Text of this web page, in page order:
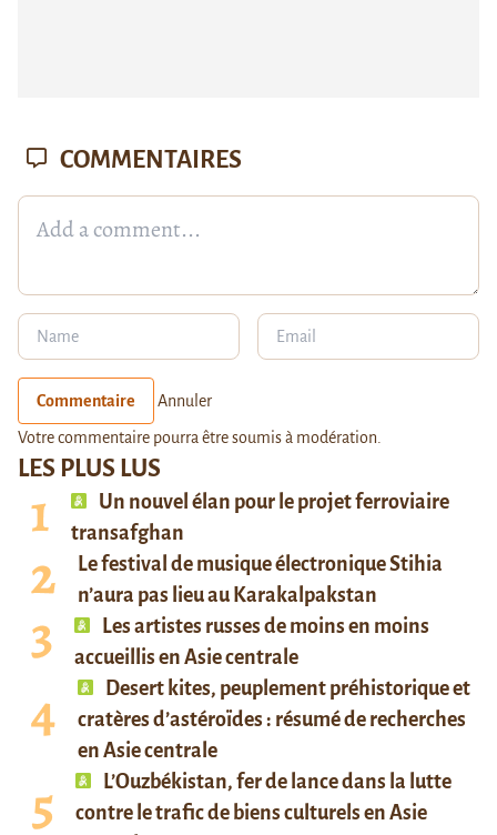
LES PLUS LUS
Un nouvel élan pour le projet ferroviaire
transafghan
Le festival de musique électronique Stihia
n’aura pas lieu au Karakalpakstan
Les artistes russes de moins en moins
accueillis en Asie centrale
Desert kites, peuplement préhistorique et
cratères d’astéroïdes : résumé de recherches
en Asie centrale
L’Ouzbékistan, fer de lance dans la lutte
contre le trafic de biens culturels en Asie
COMMENTAIRES
Commentaire Annuler
Votre commentaire pourra être soumis à modération.